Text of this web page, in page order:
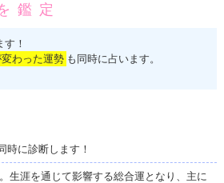
鑑定
！
わった運勢 も同時に占います。
時に診断します！
生涯を通じて影響する総合運となり、主に